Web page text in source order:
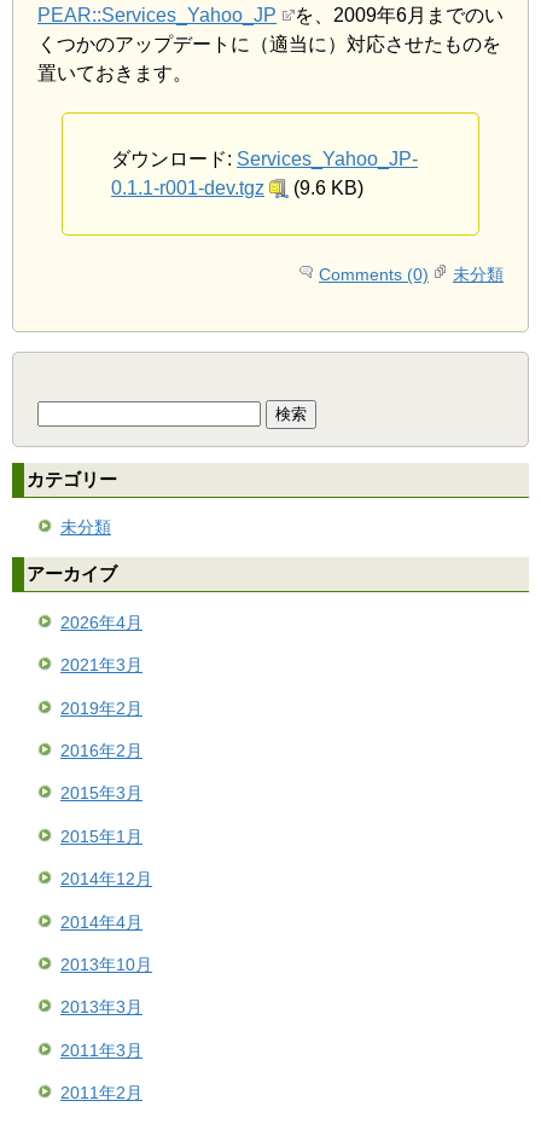
PEAR::Services_Yahoo_JP
を、2009年6月までのい
くつかのアップデートに（適当に）対応させたものを
置いておきます。
ダウンロード: Services_Yahoo_JP-
0.1.1-r001-dev.tgz
(9.6 KB)
Comments (0) 未分類
カテゴリー
未分類
アーカイブ
2026年4月
2021年3月
2019年2月
2016年2月
2015年3月
2015年1月
2014年12月
2014年4月
2013年10月
2013年3月
2011年3月
2011年2月